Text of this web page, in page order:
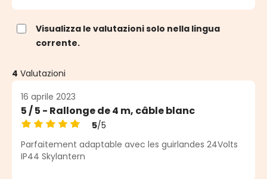
Visualizza le valutazioni solo nella lingua
corrente.
4 Valutazioni
16 aprile 2023
5 / 5 - Rallonge de 4 m, câble blanc
Valutazione media di 5 su 5 stelle
5/5
Parfaitement adaptable avec les guirlandes 24Volts
IP44 Skylantern